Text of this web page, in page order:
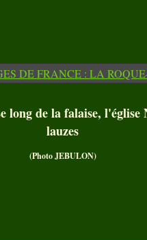
long de la falaise,
lauzes
(Photo JEBULON)